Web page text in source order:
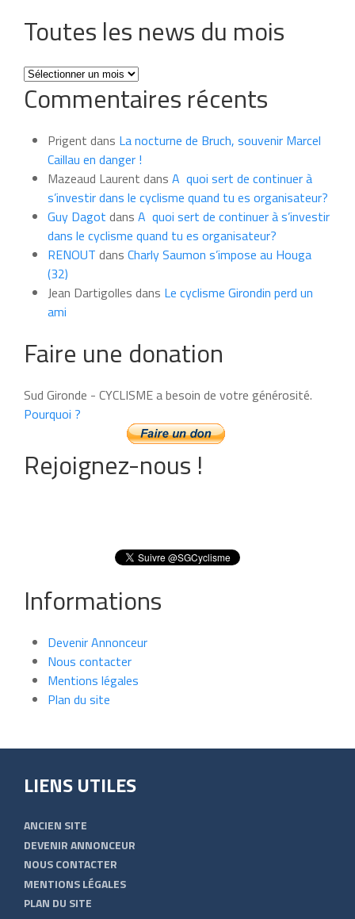
Toutes les news du mois
Toutes
les
news
mois
Commentaires récents
Prigent dans La nocturne de Bruch, souvenir Marcel
Caillau en danger !
Mazeaud Laurent dans A quoi sert de continuer à
s’investir dans le cyclisme quand tu es organisateur?
Guy Dagot dans A quoi sert de continuer à s’investir
dans le cyclisme quand tu es organisateur?
RENOUT dans Charly Saumon s’impose au Houga
(32)
Jean Dartigolles dans Le cyclisme Girondin perd un
ami
Faire une donation
Sud Gironde - CYCLISME a besoin de votre générosité.
Pourquoi ?
Rejoignez-nous !
Informations
Devenir Annonceur
Nous contacter
Mentions légales
Plan du site
LIENS UTILES
ANCIEN SITE
DEVENIR ANNONCEUR
NOUS CONTACTER
MENTIONS LÉGALES
PLAN DU SITE